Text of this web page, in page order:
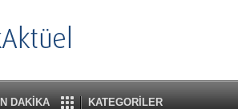
DAKİKA KATEGORİLER